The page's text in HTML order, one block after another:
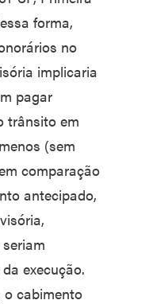
forma,
no
implicaria
pagar
trânsito em
(sem
comparação
antecipado,
execução.
o cabimento